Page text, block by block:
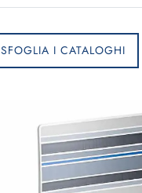
SFOGLIA I CATALOGHI